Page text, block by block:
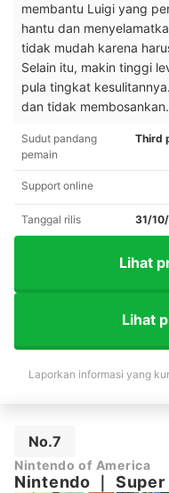
membantu Luigi yang
hantu dan
tidak mudah karena
Selain itu, makin tinggi
pula tingkat
dan tidak membosankan.
Sudut pandang
pemain
Third
Support online
Tanggal rilis 31/
Lihat
Lihat
Laporkan informasi yang
No.7
Nintendo of America
Nintendo Super